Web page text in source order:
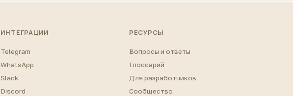
ИНТЕГРАЦИИ
Telegram
WhatsApp
Slack
Discord
РЕСУРСЫ
Вопросы и ответы
Глоссарий
Для разработчиков
Сообщество